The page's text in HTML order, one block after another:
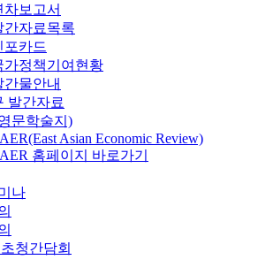
차보고서
간자료목록
포카드
가정책기여현황
간물안내
발간자료
문학술지)
Asian Economic Review)
홈페이지 바로가기
나
청간담회